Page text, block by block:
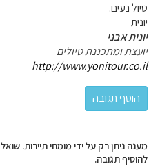
טיול נעים.
יונית
יונית אבני
יועצת ומתכננת טיולים
http://www.yonitour.co.il
מענה ניתן רק על ידי מומחי תיירות.
להוסיף תגובה.